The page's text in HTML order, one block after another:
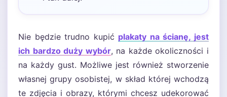
Nie będzie trudno kupić plakaty na ścianę, jest
ich bardzo duży wybór, na każde okoliczności i
na każdy gust. Możliwe jest również stworzenie
własnej grupy osobistej, w skład której wchodzą
te zdjęcia i obrazy, którymi chcesz udekorować